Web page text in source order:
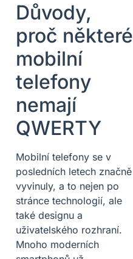
Důvody,
proč některé
mobilní
telefony
nemají
QWERTY
Mobilní telefony se v
posledních letech značně
vyvinuly, a to nejen po
stránce technologií, ale
také designu a
uživatelského rozhraní.
Mnoho moderních